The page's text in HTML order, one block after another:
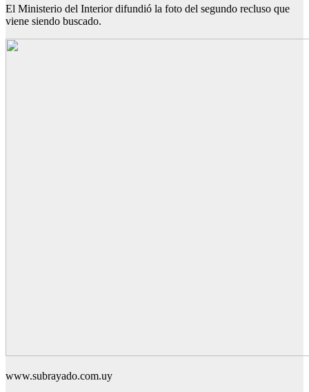
El Ministerio del Interior difundió la foto del segundo recluso que
viene siendo buscado.
www.subrayado.com.uy